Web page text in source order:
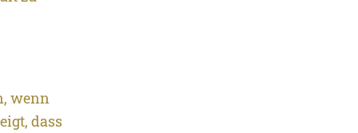
wenn
dass